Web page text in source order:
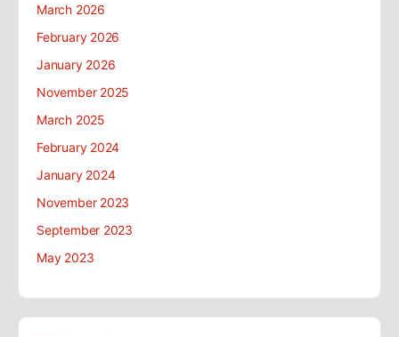
March 2026
February 2026
January 2026
November 2025
March 2025
February 2024
January 2024
November 2023
September 2023
May 2023